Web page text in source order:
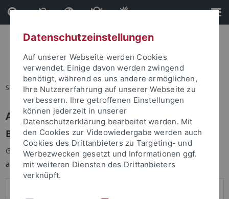
Direkt
zum
Inhalt
Direkt
zur
Fußleiste
Sie sind hier: Startseite
Anmelden
Benutzeranmeldung
Geben Sie Ihren Benutzernamen und Ihr Passwort an um sich
anzumelden:
Datenschutzeinstellungen
Auf unserer Webseite werden Cookies
verwendet. Einige davon werden zwingend
benötigt, während es uns andere ermöglichen,
Ihre Nutzererfahrung auf unserer Webseite zu
verbessern. Ihre getroffenen Einstellungen
können jederzeit in unserer
Datenschutzerklärung bearbeitet werden. Mit
den Cookies zur Videowiedergabe werden auch
Cookies des Drittanbieters zu Targeting- und
Werbezwecken gesetzt und Informationen ggf.
mit weiteren Diensten des Drittanbieters
verknüpft.